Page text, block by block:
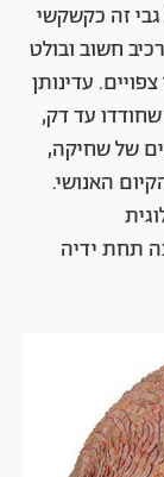
זה כקשקשי
חשוב ובולט
עדינותן
עד דק,
של שחיקה,
האנושי.
תחת ידיה